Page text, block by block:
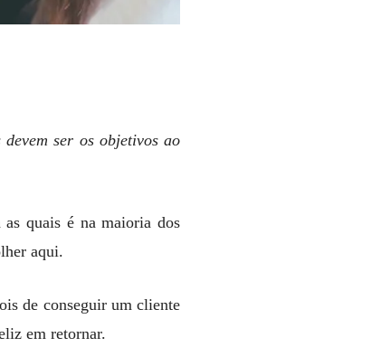
ser os objetivos ao
quais é na maioria dos
aqui.
de conseguir um cliente
em retornar.